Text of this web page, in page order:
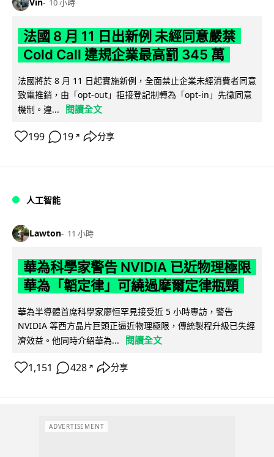
10 小時
法國 8 月 11 日出新例 未經同意嚴禁
Cold Call 違規企業最高罰 345 萬
法國將於 8 月 11 日起實施新例，全面禁止企業未經消費者同意
致電推銷，由「opt-out」拒接登記制轉為「opt-in」先徵同意
機制。違...
閱讀全文
199 19 ↗ 分享
人工智能
Lawton 11 小時
華為科學家警告 NVIDIA 已近物理極限
華為「韜定律」可繞過摩爾定律瓶頸
華為半導體首席科學家廖恒罕見接受近 5 小時專訪，警告
NVIDIA 等西方晶片巨頭正逼近物理極限，傳統製程升級已失經
濟效益。他同時介紹華為...
閱讀全文
1,151 428 ↗ 分享
ADVERTISEMENT